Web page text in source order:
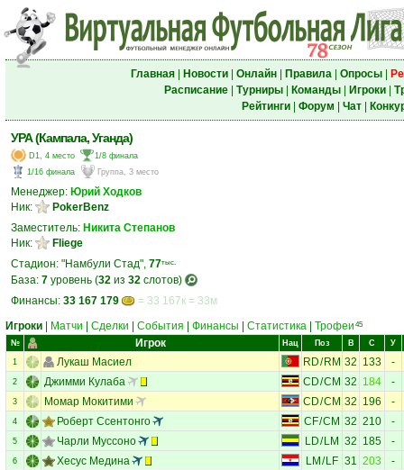
Главная| Новости| Онлайн| Правила| Опросы|
Расписание| Турниры| Команды| Игроки|
Рейтинги| Форум Чат|
УРА (Кампала, Уганда)
D1, 4 место
1/8 финала
1/16 финала
Группа, 3 место
Менеджер: Юрий Ходков
Ник:
PokerBenz
Заместитель: Никита Степанов
Ник:
Fliege
Стадион: "Намбули Стад", 77тыс.
База: 7 уровень (32 из 32 слотов)
Финансы: 33 167 179
= 33 167к = 33м
Игроки
Матчи Сделки События Финансы Статистика Трофеи 45
№ Игрок Нац Поз В С У
1 Лукаш Масиел RD/ RM 32 133 -
2 Джимми Кулаба CD/CM 32 184 -
3 Момар Мокитими CD/CM 32 196 -
4 Роберт Ссентонго CF/CM 32 210 -
5 Чарли Муссоно LD/ LM 32 185 -
6 Хесус Медина LM / LF 31 203 -